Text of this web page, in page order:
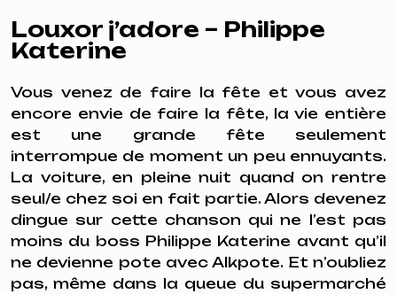
Louxor j’adore – Philippe
Katerine
Vous venez de faire la fête et vous avez
encore envie de faire la fête, la vie entière
est une grande fête seulement
interrompue de moment un peu ennuyants.
La voiture, en pleine nuit quand on rentre
seul/e chez soi en fait partie. Alors devenez
dingue sur cette chanson qui ne l’est pas
moins du boss Philippe Katerine avant qu’il
ne devienne pote avec Alkpote. Et n’oubliez
pas, même dans la queue du supermarché